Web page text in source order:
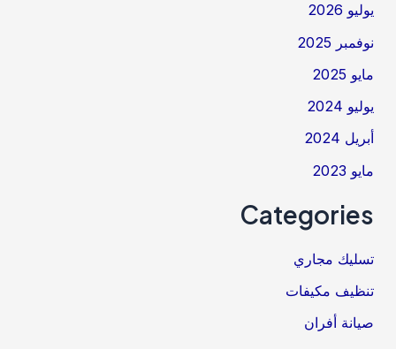
يوليو 2026
نوفمبر 2025
مايو 2025
يوليو 2024
أبريل 2024
مايو 2023
Categories
تسليك مجاري
تنظيف مكيفات
صيانة أفران